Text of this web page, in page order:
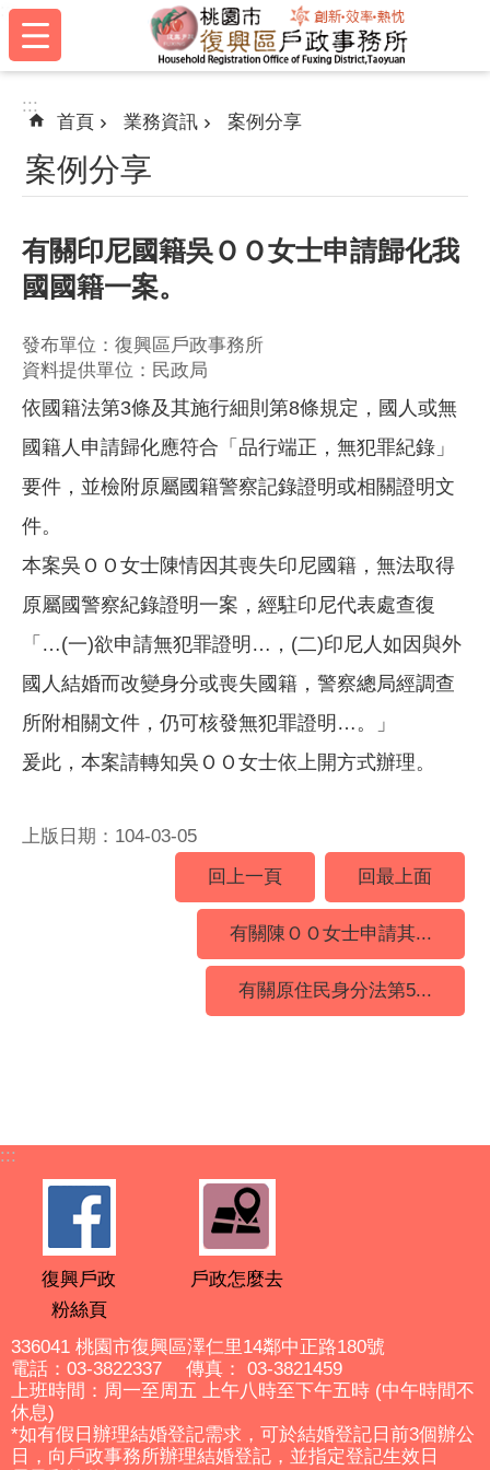
跳到主要內容區塊
:::
:::
首頁 業務資訊 案例分享
案例分享
有關印尼國籍吳ＯＯ女士申請歸化我
國國籍一案。
發布單位：復興區戶政事務所
資料提供單位：民政局
依國籍法第3條及其施行細則第8條規定，國人或無
國籍人申請歸化應符合「品行端正，無犯罪紀錄」
要件，並檢附原屬國籍警察記錄證明或相關證明文
件。
本案吳ＯＯ女士陳情因其喪失印尼國籍，無法取得
原屬國警察紀錄證明一案，經駐印尼代表處查復
「…(一)欲申請無犯罪證明…，(二)印尼人如因與外
國人結婚而改變身分或喪失國籍，警察總局經調查
所附相關文件，仍可核發無犯罪證明…。」
爰此，本案請轉知吳ＯＯ女士依上開方式辦理。
上版日期：104-03-05
回上一頁
回最上面
有關陳ＯＯ女士申請其...
有關原住民身分法第5...
:::
復興戶政
粉絲頁
戶政怎麼去
336041 桃園市復興區澤仁里14鄰中正路180號
電話：03-3822337 傳真： 03-3821459
上班時間：周一至周五 上午八時至下午五時 (中午時間不
休息)
*如有假日辦理結婚登記需求，可於結婚登記日前3個辦公
日，向戶政事務所辦理結婚登記，並指定登記生效日